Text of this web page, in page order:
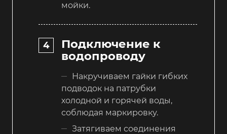
мойки.
Подключение к
водопроводу
Накручиваем гайки гибких
подводок на патрубки
холодной и горячей воды,
соблюдая маркировку.
Затягиваем соединения